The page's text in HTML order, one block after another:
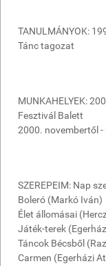
TANULMÁNYOK:
Tánc tagozat
MUNKAHELYEK:
Fesztivál Balett
2000. novembertől -
SZEREPEIM: Nap
Boleró (Markó Iván)
Élet állomásai
Játék-terek
Táncok Bécsből
Carmen (Egerházi